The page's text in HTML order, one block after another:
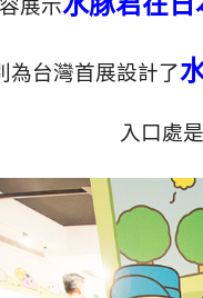
展示
為台灣首展設計了
入口處